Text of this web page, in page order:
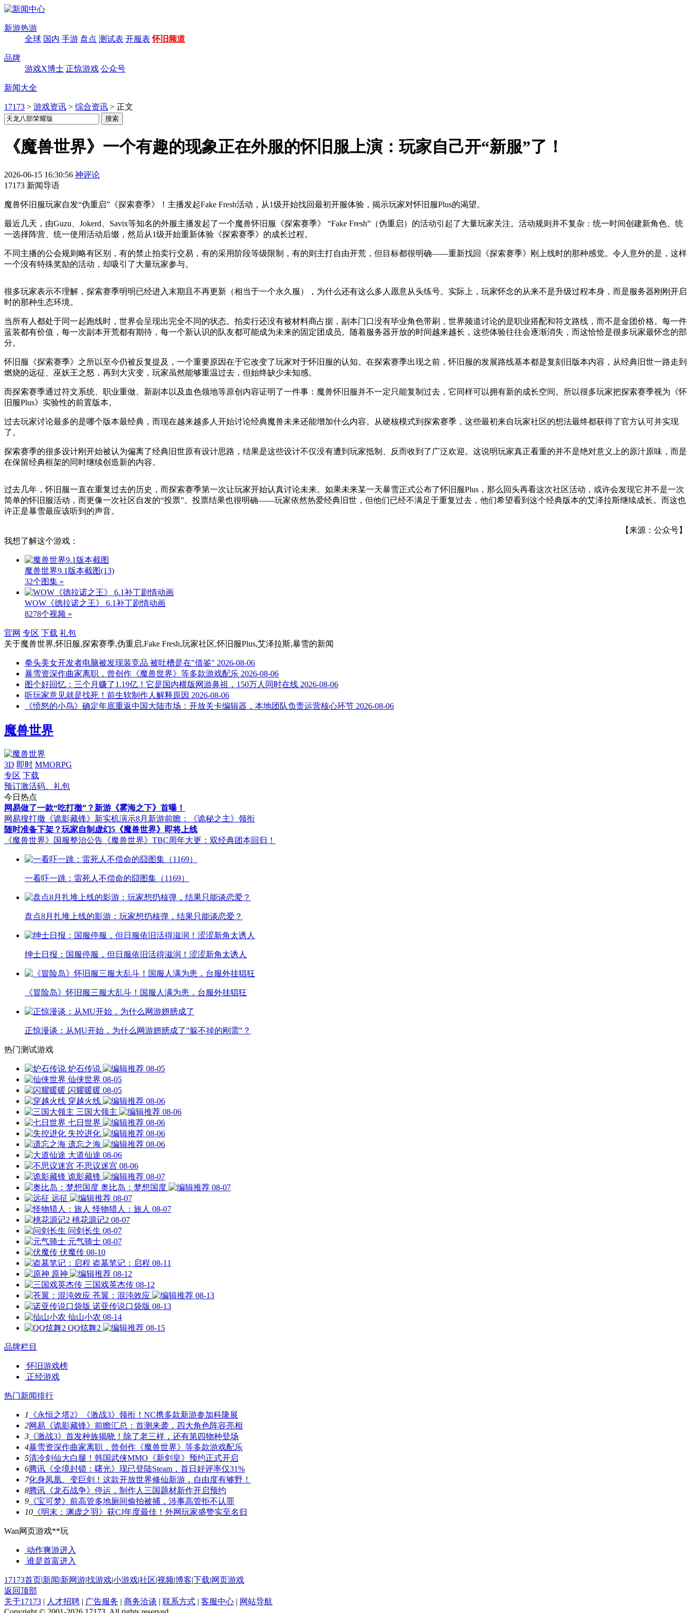
新游热游
全球 国内 手游 盘点 测试表 开服表 怀旧频道
品牌
游戏X博士 正惊游戏 公众号
新闻大全
17173 > 游戏资讯 > 综合资讯 > 正文
《魔兽世界》一个有趣的现象正在外服的怀旧服上演：玩家自己开“新服”了！
2026-06-15 16:30:56 神评论
17173 新闻导语
魔兽怀旧服玩家自发“伪重启”《探索赛季》！主播发起Fake Fresh活动，从1级开始找回最初开服体验，揭示玩家对怀旧服Plus的渴望。
最近几天，由Guzu、Jokerd、Savix等知名的外服主播发起了一个魔兽怀旧服《探索赛季》 “Fake Fresh”（伪重启）的活动引起了大量玩家关注。活动规则并不复杂：统一时间创建新角色、统
一选择阵营、统一使用活动后缀，然后从1级开始重新体验《探索赛季》的成长过程。
不同主播的公会规则略有区别，有的禁止拍卖行交易，有的采用阶段等级限制，有的则主打自由开荒，但目标都很明确——重新找回《探索赛季》刚上线时的那种感觉。令人意外的是，这样
一个没有特殊奖励的活动，却吸引了大量玩家参与。
很多玩家表示不理解，探索赛季明明已经进入末期且不再更新（相当于一个永久服），为什么还有这么多人愿意从头练号。实际上，玩家怀念的从来不是升级过程本身，而是服务器刚刚开启
时的那种生态环境。
当所有人都处于同一起跑线时，世界会呈现出完全不同的状态。拍卖行还没有被材料商占据，副本门口没有毕业角色带刷，世界频道讨论的是职业搭配和符文路线，而不是金团价格。每一件
蓝装都有价值，每一次副本开荒都有期待，每一个新认识的队友都可能成为未来的固定团成员。随着服务器开放的时间越来越长，这些体验往往会逐渐消失，而这恰恰是很多玩家最怀念的部
分。
怀旧服《探索赛季》之所以至今仍被反复提及，一个重要原因在于它改变了玩家对于怀旧服的认知。在探索赛季出现之前，怀旧服的发展路线基本都是复刻旧版本内容，从经典旧世一路走到
燃烧的远征、巫妖王之怒，再到大灾变，玩家虽然能够重温过去，但始终缺少未知感。
而探索赛季通过符文系统、职业重做、新副本以及血色领地等原创内容证明了一件事：魔兽怀旧服并不一定只能复制过去，它同样可以拥有新的成长空间。所以很多玩家把探索赛季视为《怀
旧服Plus》实验性的前置版本。
过去玩家讨论最多的是哪个版本最经典，而现在越来越多人开始讨论经典魔兽未来还能增加什么内容。从硬核模式到探索赛季，这些最初来自玩家社区的想法最终都获得了官方认可并实现
了。
探索赛季的很多设计刚开始被认为偏离了经典旧世原有设计思路，结果是这些设计不仅没有遭到玩家抵制、反而收到了广泛欢迎。这说明玩家真正看重的并不是绝对意义上的原汁原味，而是
在保留经典框架的同时继续创造新的内容。
过去几年，怀旧服一直在重复过去的历史，而探索赛季第一次让玩家开始认真讨论未来。如果未来某一天暴雪正式公布了怀旧服Plus，那么回头再看这次社区活动，或许会发现它并不是一次
简单的怀旧服活动，而更像一次社区自发的“投票”。投票结果也很明确——玩家依然热爱经典旧世，但他们已经不满足于重复过去，他们希望看到这个经典版本的艾泽拉斯继续成长。而这也
许正是暴雪最应该听到的声音。
【来源：公众号】
我想了解这个游戏：
魔兽世界9.1版本截图(13)
32个图集 »
WOW《德拉诺之王》 6.1补丁剧情动画
8278个视频 »
官网 专区 下载 礼包
关于魔兽世界,怀旧服,探索赛季,伪重启,Fake Fresh,玩家社区,怀旧服Plus,艾泽拉斯,暴雪的新闻
拳头美女开发者电脑被发现装竞品 被吐槽是在"借鉴" 2026-08-06
暴雪资深作曲家离职，曾创作《魔兽世界》等多款游戏配乐 2026-08-06
图个好回忆：三个月赚了1.19亿！它是国内横版网游鼻祖，150万人同时在线 2026-08-06
听玩家意见就是找死！前生软制作人解释原因 2026-08-06
《愤怒的小鸟》确定年底重返中国大陆市场：开放关卡编辑器，本地团队负责运营核心环节 2026-08-06
魔兽世界
3D 即时 MMORPG
专区 下载
预订激活码、礼包
今日热点
网易做了一款“吃打撤”？新游《雾海之下》首曝！
网易搜打撤《诡影藏锋》新实机演示8月新游前瞻：《诡秘之主》领衔
随时准备下架？玩家自制虚幻5《魔兽世界》即将上线
《魔兽世界》国服整治公告 《魔兽世界》TBC周年大更：双经典团本回归！
一看吓一跳：雷死人不偿命的囧图集（1169）
盘点8月扎堆上线的影游：玩家想扔核弹，结果只能谈恋爱？
绅士日报：国服停服，但日服依旧活得滋润！涩涩新角太诱人
《冒险岛》怀旧服三服大乱斗！国服人满为患，台服外挂猖狂
正惊漫谈：从MU开始，为什么网游翅膀成了"躲不掉的刚需"？
热门测试游戏
炉石传说
08-05
仙侠世界 08-05
闪耀暖暖 08-05
穿越火线
08-06
三国大领主
08-06
七日世界
08-06
失控进化
08-06
遗忘之海
08-06
大道仙途 08-06
不思议迷宫 08-06
诡影藏锋
08-07
奥比岛：梦想国度
08-07
远征
08-07
怪物猎人：旅人 08-07
桃花源记2 08-07
问剑长生 08-07
元气骑士 08-07
伏魔传 08-10
盗墓笔记：启程 08-11
原神
08-12
三国戏英杰传 08-12
苍翼：混沌效应
08-13
诺亚传说口袋版 08-13
仙山小农 08-14
QQ炫舞2
08-15
品牌栏目
怀旧游戏榜
正经游戏
热门新闻排行
1
《永恒之塔2》《激战3》领衔！NC携多款新游参加科隆展
2网易《诡影藏锋》前瞻汇总：首测来袭，四大角色阵容亮相
3 《激战3》首发种族揭晓！除了老三样，还有第四物种登场
4暴雪资深作曲家离职，曾创作《魔兽世界》等多款游戏配乐
5清冷剑仙大白腿！韩国武侠MMO《新剑皇》预约正式开启
6腾讯《全境封锁：曙光》现已登陆Steam，首日好评率仅31%
7化身凤凰、变巨剑！这款开放世界修仙新游，自由度有够野！
8腾讯《龙石战争》停运，制作人三国题材新作开启预约
9 《宝可梦》前高管多地厕间偷拍被捕，涉事高管拒不认罪
10 《明末：渊虚之羽》获CJ年度最佳！外网玩家盛赞实至名归
Wan网页游戏**玩
动作爽游进入
谁是首富进入
17173首页|新闻|新网游|找游戏|小游戏|社区|视频|博客|下载|网页游戏
返回顶部
关于17173 | 人才招聘 | 广告服务 | 商务洽谈 | 联系方式 | 客服中心 | 网站导航